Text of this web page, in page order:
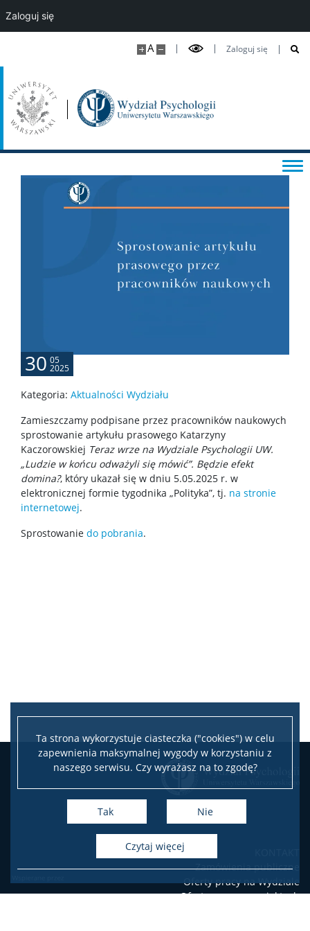
Ta strona wykorzystuje ciasteczka ("cookies") w celu
zapewnienia maksymalnej wygody w korzystaniu z
naszego serwisu. Czy wyrażasz na to zgodę?
Tak Nie
czytaj więcej
A Zaloguj się
DLA STUDENTÓW
Kalendarz roku akademickiego
Sekretariaty studenckie
Ważne dokumenty i informacje
Informator studencki
Specjalizacje
Nostryfikacja dyplomu
Harmonogram sesji egzaminacyjnych
ZIP 2.0
Praktyki zawodowe
Program wymiany studenckiej
Laboratorium Technik Diagnostycznych
Fundusze i nagrody
Wsparcie osób studiujących
30 05
2025
Kategoria: Aktualności Wydziału
Zamieszczamy podpisane przez pracowników naukowych
sprostowanie artykułu prasowego Katarzyny
Kaczorowskiej Teraz wrze na Wydziale Psychologii UW.
„Ludzie w końcu odważyli się mówić”. Będzie efekt
domina?, który ukazał się w dniu 5.05.2025 r. w
elektronicznej formie tygodnika „Polityka”, tj. na stronie
internetowej.
Sprostowanie do pobrania.
Zamówienia publiczne
Oferty pracy na Wydziale
Oferty pracy w projektach
Zaloguj się